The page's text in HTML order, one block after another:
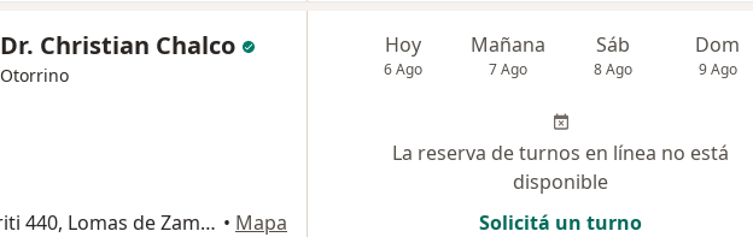
Dr. Christian Chalco
Otorrino
José Ignacio Gorriti 440, Lomas de Zamora • Mapa
Hoy
6 Ago
Mañana
7 Ago
Sáb
8 Ago
Dom
9 Ago
La reserva de turnos en línea no está
disponible
Solicitá un turno